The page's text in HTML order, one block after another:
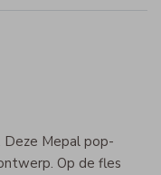
Deze Mepal pop-
Op de fles